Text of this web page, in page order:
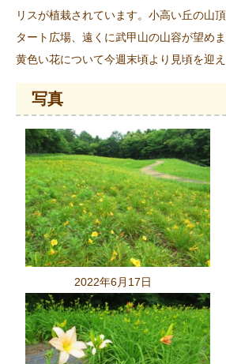
リスが植栽されています。小高い丘の山
タート広場、遠くに武甲山の山容が望めま
黄色い花について今週末頃より見頃を迎え
写真
2022年6月17日